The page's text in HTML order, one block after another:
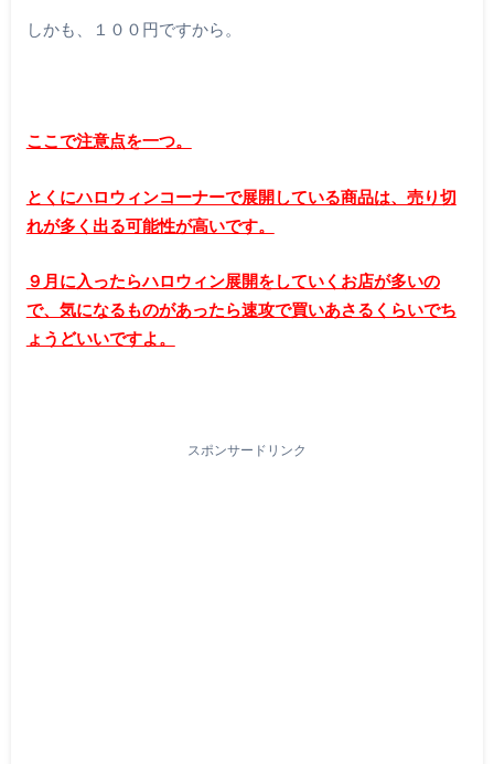
しかも、１００円ですから。
ここで注意点を一つ。
とくにハロウィンコーナーで展開している商品は、売り切
れが多く出る可能性が高いです。
９月に入ったらハロウィン展開をしていくお店が多いの
で、気になるものがあったら速攻で買いあさるくらいでち
ょうどいいですよ。
スポンサードリンク